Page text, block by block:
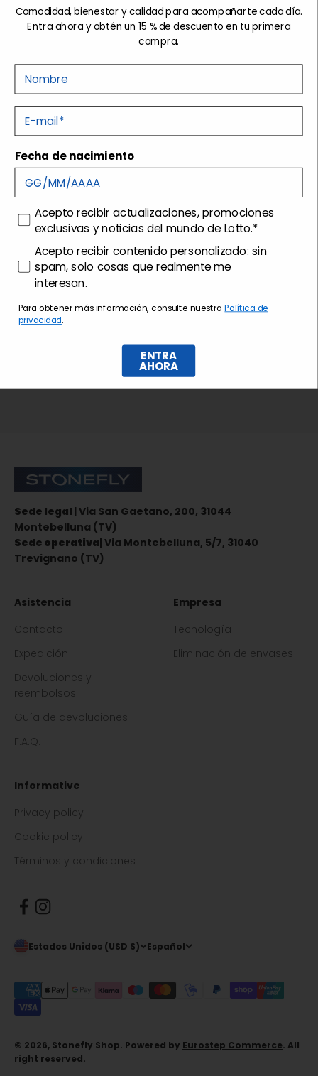
Agotado
Detalles
Tecnologías
Envíos y devoluciones
Customer care
Stonefly Shop
Sede legal | Via San Gaetano, 200, 31044
Montebelluna (TV)
Sede operativa| Via Montebelluna, 5/7, 31040
Trevignano (TV)
Asistencia
Contacto
Expedición
Devoluciones y
reembolsos
Guía de devoluciones
F.A.Q.
Empresa
Tecnología
Eliminación de envases
Informative
Privacy policy
Cookie policy
Términos y condiciones
Estados Unidos (USD $) Español
© 2026, Stonefly Shop. Powered by Eurostep Commerce. All
right reserved.
Comodidad, bienestar y calidad para acompañarte cada día.
Entra ahora y obtén un 15 % de descuento en tu primera
compra.
Nome
E-mail
Fecha de nacimiento
consenso
Acepto recibir actualizaciones, promociones
exclusivas y noticias del mundo de Lotto.*
consenso profilazione
Acepto recibir contenido personalizado: sin
spam, solo cosas que realmente me
interesan.
Para obtener más información, consulte nuestraPolítica de
privacidad.
ENTRA
AHORA